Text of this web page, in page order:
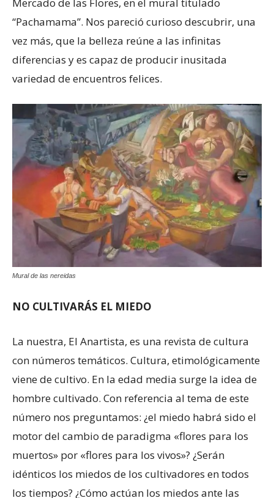
“Pachamama”. Nos pareció curioso descubrir, una
vez más, que la belleza reúne a las infinitas
diferencias y es capaz de producir inusitada
variedad de encuentros felices.
Mural de las nereidas
NO CULTIVARÁS EL MIEDO
La nuestra, El Anartista, es una revista de cultura
con números temáticos. Cultura, etimológicamente
viene de cultivo. En la edad media surge la idea de
hombre cultivado. Con referencia al tema de este
número nos preguntamos: ¿el miedo habrá sido el
motor del cambio de paradigma «flores para los
muertos» por «flores para los vivos»? ¿Serán
idénticos los miedos de los cultivadores en todos
los tiempos? ¿Cómo actúan los miedos ante las